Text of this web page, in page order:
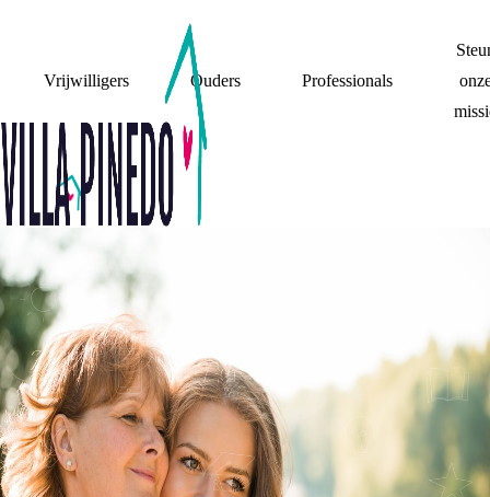
Vrijwilligers Ouders Professionals
#BEWONDERING